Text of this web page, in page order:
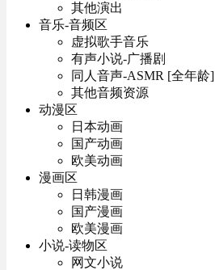
其他演出
音乐-音频区
虚拟歌手音乐
有声小说-广播剧
同人音声-ASMR [全年龄]
其他音频资源
动漫区
日本动画
国产动画
欧美动画
漫画区
日韩漫画
国产漫画
欧美漫画
小说-读物区
网文小说